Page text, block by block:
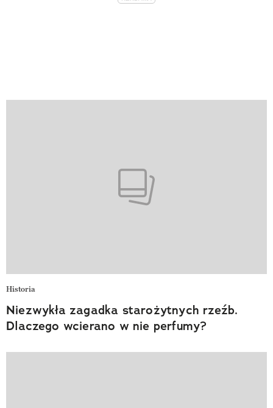
Historia
Niezwykła zagadka starożytnych rzeźb.
Dlaczego wcierano w nie perfumy?